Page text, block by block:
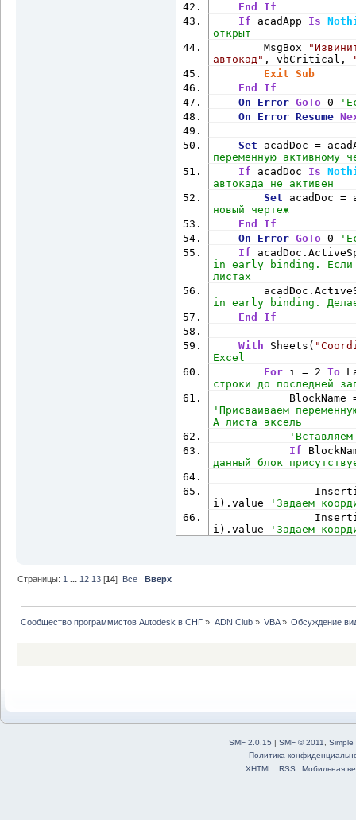
End
If
If acadApp Is
открыт
MsgBox
автокад" , vbCritical,
Exit
Sub
End
If
On
Error GoTo 0
On
Error Resume
Set acadDoc =
переменную активному
If acadDoc Is
автокада не активен
Set acadDoc =
новый чертеж
End
If
On
Error GoTo 0
If
in early binding. Если
листах
in early binding.
End
If
With Sheets(
Excel
For i = 2 To
строки до последней
BlockName =
'Присваиваем
А листа эксель
If
данный блок
i).value
'Задаем
i).value
'Задаем
BlockScale.Y
'Задаем масштаб по Y
BlockName,
RotationAngle *
Страницы: 1 ... 12 13 [14] Все Вверх
Сообщество программистов Autodesk в СНГ » ADN Club» VBA» Обсуждение
SMF 2.0.15 | SMF © 2011
Simple
Политика
XHTML
RSS Мобильная